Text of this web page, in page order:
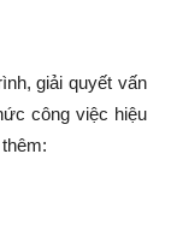
giải quyết vấn
công việc hiệu